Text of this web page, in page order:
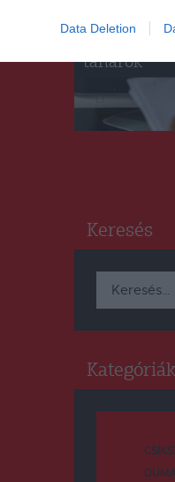
Data Deletion
tanárok
Keresés
Keresés:
Kategóriák